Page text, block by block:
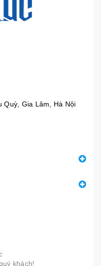
Quỳ, Gia Lâm, Hà Nội
khách!